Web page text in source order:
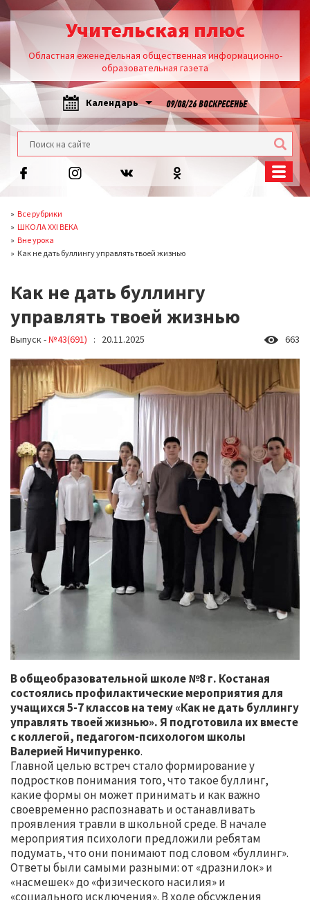
Учительская плюс
Областная еженедельная общественная информационно-
образовательная газета
Календарь 09/08/26 ВОСКРЕСЕНЬЕ
Все рубрики
ШКОЛА XXI ВЕКА
Вне урока
Как не дать буллингу управлять твоей жизнью
Как не дать буллингу
управлять твоей жизнью
Выпуск -№43(691) : 20.11.2025 663
В общеобразовательной школе №8 г. Костаная
состоялись профилактические мероприятия для
учащихся 5-7 классов на тему «Как не дать буллингу
управлять твоей жизнью». Я подготовила их вместе
с коллегой, педагогом-психологом школы
Валерией Ничипуренко.
Главной целью встреч стало формирование у
подростков понимания того, что такое буллинг,
какие формы он может принимать и как важно
своевременно распознавать и останавливать
проявления травли в школьной среде. В начале
мероприятия психологи предложили ребятам
подумать, что они понимают под словом «буллинг».
Ответы были самыми разными: от «дразнилок» и
«насмешек» до «физического насилия» и
«социального исключения». В ходе обсуждения